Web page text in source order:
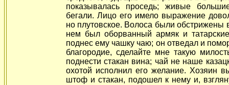
показывалась проседь; живые
бегали. Лицо его имело выражение
но плутовское. Волоса были обстрижены
нем был оборванный армяк и
поднес ему чашку чаю; он отведал и
благородие, сделайте мне такую
поднести стакан вина; чай не наше
охотой исполнил его желание. Хозяин
штоф и стакан, подошел к нему и,